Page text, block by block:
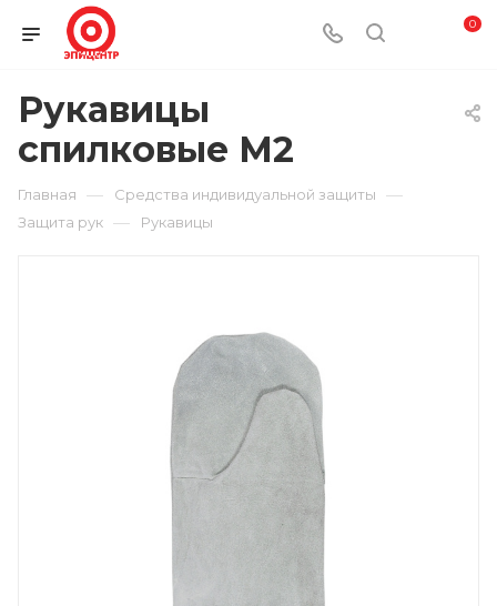
0
Рукавицы
спилковые М2
Главная — Средства индивидуальной защиты —
Защита рук — Рукавицы